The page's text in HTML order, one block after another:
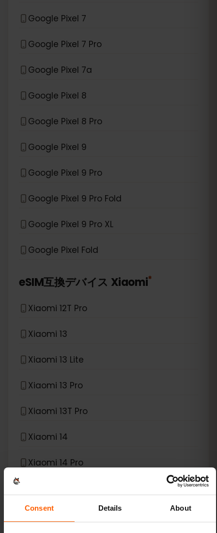
Consent Details About
Google Pixel 7
Google Pixel 7 Pro
Google Pixel 7a
Google Pixel 8
Google Pixel 8 Pro
Google Pixel 9
Google Pixel 9 Pro
Google Pixel 9 Pro Fold
Google Pixel 9 Pro XL
Google Pixel Fold
eSIM互換デバイス Xiaomi*
Xiaomi 12T Pro
Xiaomi 13
Xiaomi 13 Lite
Xiaomi 13 Pro
Xiaomi 13T Pro
Xiaomi 14
Xiaomi 14 Pro
Xiaomi 14T Pro